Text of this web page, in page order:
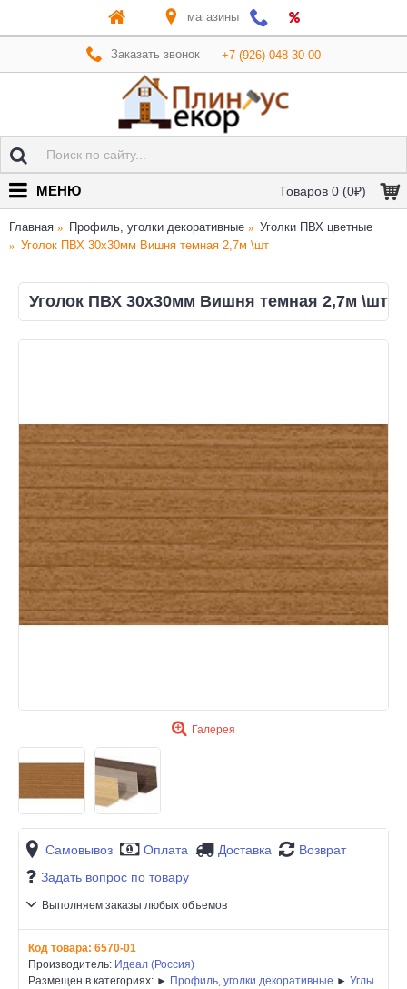
магазины
Заказать звонок +7 (926) 048-30-00
Товаров 0 (0₽)
МЕНЮ
Главная Профиль, уголки декоративные
Уголки ПВХ цветные
Уголок ПВХ 30х30мм Вишня темная 2,7м \шт
Уголок ПВХ 30х30мм Вишня темная 2,7м \шт
Галерея
Самовывоз Оплата Доставка
Возврат
Задать вопрос по товару
Выполняем заказы любых объемов
Код товара: 6570-01
Производитель: Идеал (Россия)
Размещен в категориях: ► Профиль, уголки декоративные ► Углы